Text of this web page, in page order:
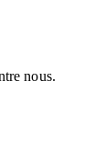
nous.